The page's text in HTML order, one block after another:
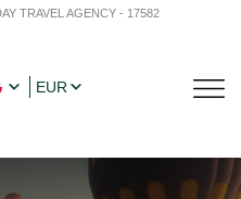
TRAVEL AGENCY - 17582
EUR